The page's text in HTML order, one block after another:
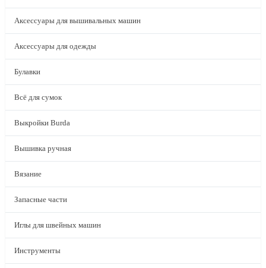
Аксессуары для вышивальных машин
Аксессуары для одежды
Булавки
Всё для сумок
Выкройки Burda
Вышивка ручная
Вязание
Запасные части
Иглы для швейных машин
Инструменты